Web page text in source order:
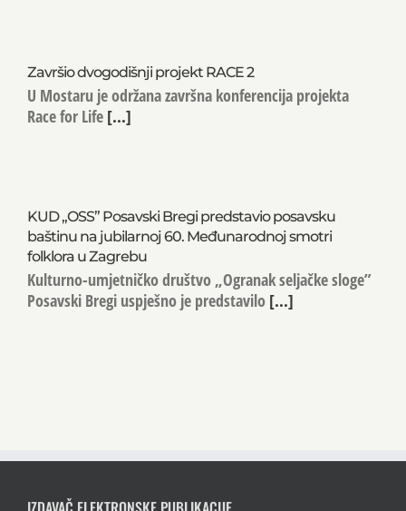
Završio dvogodišnji projekt RACE 2
U Mostaru je održana završna konferencija projekta
[...]
KUD „OSS” Posavski Bregi predstavio posavsku
baštinu na jubilarnoj 60. Međunarodnoj smotri
folklora u Zagrebu
Kulturno-umjetničko društvo „Ogranak seljačke sloge”
Posavski Bregi uspješno je predstavilo
[...]